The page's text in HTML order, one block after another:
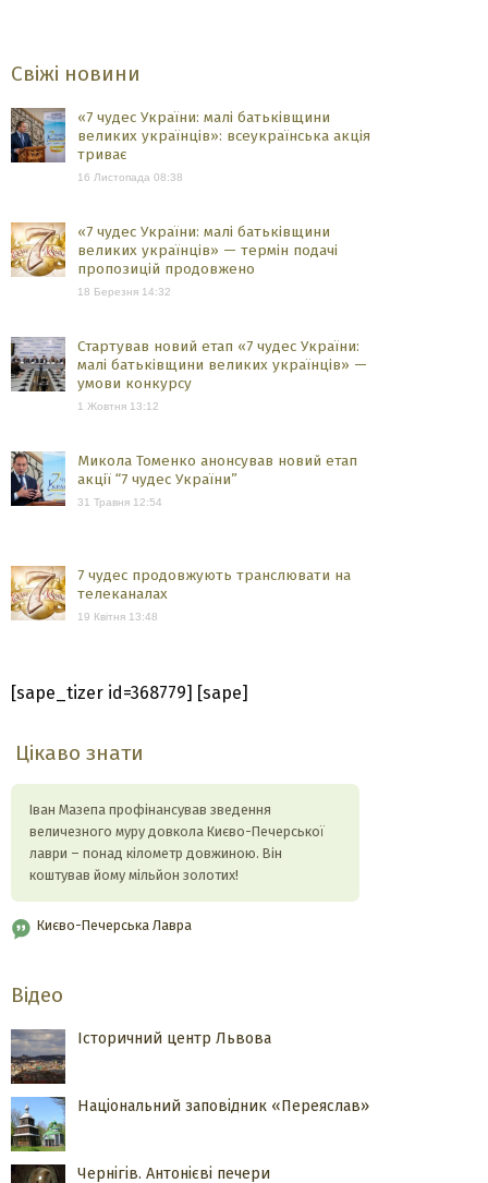
Свіжі новини
«7 чудес України: малі батьківщини
великих українців»: всеукраїнська акція
триває
16 Листопада 08:38
«7 чудес України: малі батьківщини
великих українців» — термін подачі
пропозицій продовжено
18 Березня 14:32
Стартував новий етап «7 чудес України:
малі батьківщини великих українців» —
умови конкурсу
1 Жовтня 13:12
Микола Томенко анонсував новий етап
акції “7 чудес України”
31 Травня 12:54
7 чудес продовжують транслювати на
телеканалах
19 Квітня 13:48
[sape_tizer id=368779] [sape]
Цікаво знати
Іван Мазепа профінансував зведення
величезного муру довкола Києво-Печерської
лаври – понад кілометр довжиною. Він
коштував йому мільйон золотих!
Києво-Печерська Лавра
Відео
Історичний центр Львова
Національний заповідник «Переяслав»
Чернігів. Антонієві печери